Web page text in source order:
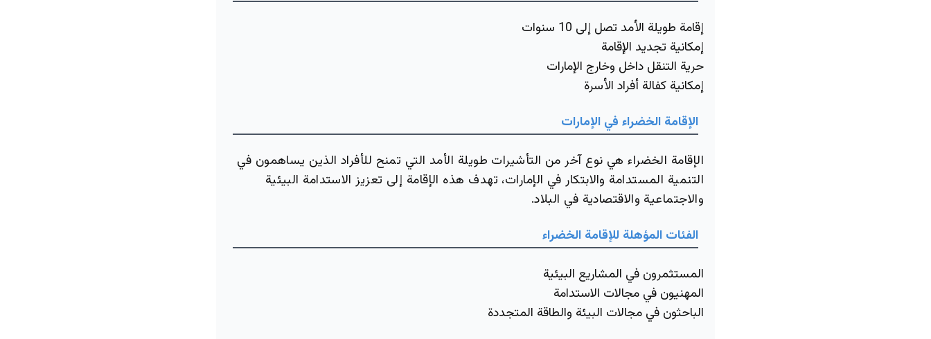
إقامة طويلة الأمد تصل إلى 10 سنوات
إمكانية تجديد الإقامة
حرية التنقل داخل وخارج الإمارات
إمكانية كفالة أفراد الأسرة
الإقامة الخضراء في الإمارات
الإقامة الخضراء هي نوع آخر من التأشيرات طويلة الأمد التي تمنح للأفراد الذين يساهمون في
التنمية المستدامة والابتكار في الإمارات، تهدف هذه الإقامة إلى تعزيز الاستدامة البيئية
والاجتماعية والاقتصادية في البلاد.
الفئات المؤهلة للإقامة الخضراء
المستثمرون في المشاريع البيئية
المهنيون في مجالات الاستدامة
الباحثون في مجالات البيئة والطاقة المتجددة